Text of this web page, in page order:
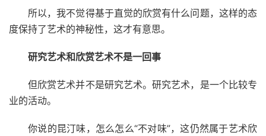
所以，我不觉得基于直觉的欣赏有什么问题，这样的态
度保持了艺术的神秘性，这才有意思。
研究艺术和欣赏艺术不是一回事
但欣赏艺术并不是研究艺术。研究艺术，是一个比较专
业的活动。
你说的昆汀味，怎么怎么“不对味”，这仍然属于艺术欣